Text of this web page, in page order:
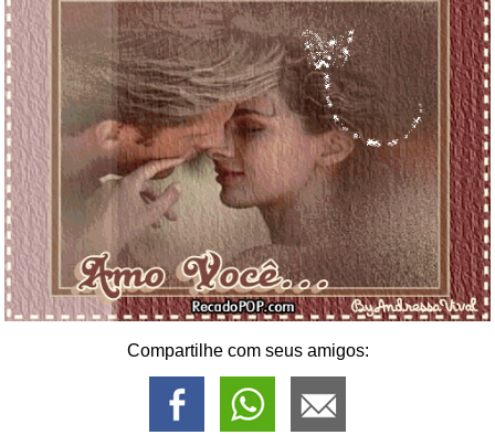
Compartilhe com seus amigos: